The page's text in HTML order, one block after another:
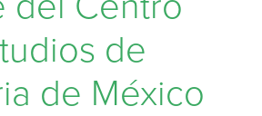
de
de México